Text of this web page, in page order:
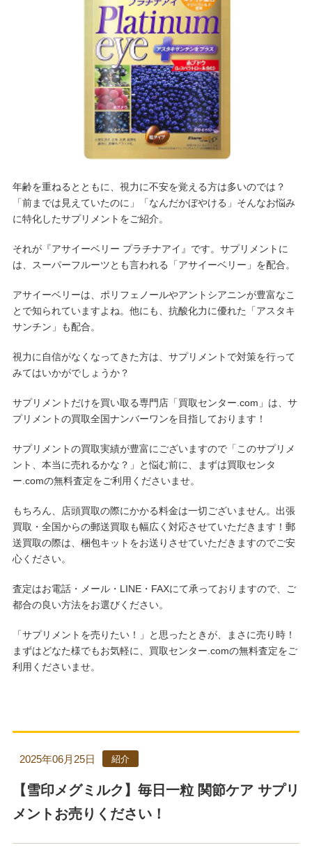
年齢を重ねるとともに、視力に不安を覚える方は多いのでは？
「前までは見えていたのに」「なんだかぼやける」そんなお悩み
に特化したサプリメントをご紹介。
それが『アサイーベリー プラチナアイ』です。サプリメントに
は、スーパーフルーツとも言われる「アサイーベリー」を配合。
アサイーベリーは、ポリフェノールやアントシアニンが豊富なこ
とで知られていますよね。他にも、抗酸化力に優れた「アスタキ
サンチン」も配合。
視力に自信がなくなってきた方は、サプリメントで対策を行って
みてはいかがでしょうか？
サプリメントだけを買い取る専門店「買取センター.com」は、サ
プリメントの買取全国ナンバーワンを目指しております！
サプリメントの買取実績が豊富にございますので「このサプリメ
ント、本当に売れるかな？」と悩む前に、まずは買取センタ
ー.comの無料査定をご利用くださいませ。
もちろん、店頭買取の際にかかる料金は一切ございません。出張
買取・全国からの郵送買取も幅広く対応させていただきます！郵
送買取の際は、梱包キットをお送りさせていただきますのでご安
心ください。
査定はお電話・メール・LINE・FAXにて承っておりますので、ご
都合の良い方法をお選びください。
「サプリメントを売りたい！」と思ったときが、まさに売り時！
まずはどなた様でもお気軽に、買取センター.comの無料査定をご
利用くださいませ。
【雪印メグミルク】毎日一粒 関節ケア サプリ
メントお売りください！
2025年06月25日 紹介